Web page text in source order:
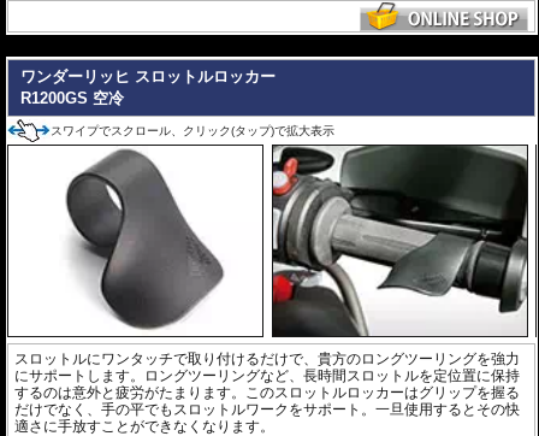
ワンダーリッヒ スロットルロッカー
R1200GS 空冷
スワイプでスクロール、クリック(タップ)で拡大表示
スロットルにワンタッチで取り付けるだけで、貴方のロングツーリングを強力
にサポートします。ロングツーリングなど、長時間スロットルを定位置に保持
するのは意外と疲労がたまります。このスロットルロッカーはグリップを握る
だけでなく、手の平でもスロットルワークをサポート。一旦使用するとその快
適さに手放すことができなくなります。